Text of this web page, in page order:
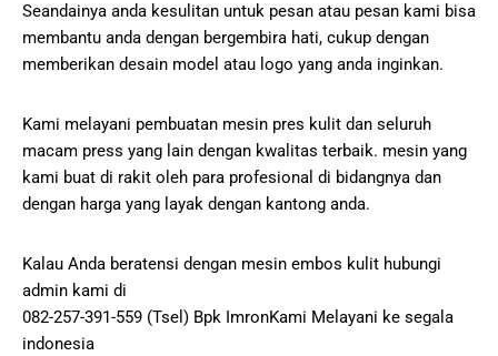
Seandainya anda kesulitan untuk pesan atau pesan kami bisa
membantu anda dengan bergembira hati, cukup dengan
memberikan desain model atau logo yang anda inginkan.
Kami melayani pembuatan mesin pres kulit dan seluruh
macam press yang lain dengan kwalitas terbaik. mesin yang
kami buat di rakit oleh para profesional di bidangnya dan
dengan harga yang layak dengan kantong anda.
Kalau Anda beratensi dengan mesin embos kulit hubungi
admin kami di
082-257-391-559 (Tsel) Bpk ImronKami Melayani ke segala
indonesia